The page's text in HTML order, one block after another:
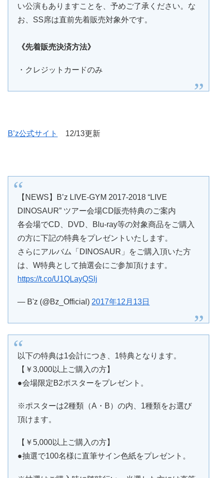
い公演もありますことを、予めご了承ください。な
お、SS席は直前先着販売対象外です。
《先着販売決済方法》
・クレジットカードのみ
B’z公式サイト 12/13更新
【NEWS】B’z LIVE-GYM 2017-2018 “LIVE
DINOSAUR” ツアー会場CD販売特典のご案内
各会場でCD、DVD、Blu-ray等の対象商品をご購入
の方に下記の特典をプレゼントいたします。
さらにアルバム「DINOSAUR」をご購入頂いた方
は、W特典として抽選会にご参加頂けます。
https://t.co/U1QLayQSlj
— B'z (@Bz_Official) 2017年12月13日
以下の特典は1会計につき、1特典となります。
【￥3,000以上ご購入の方】
●会場限定B2ポスターをプレゼント。
※ポスターは2種類（A・B）の内、1種類をお選び
頂けます。
【￥5,000以上ご購入の方】
●抽選で100名様に直筆サイン色紙をプレゼント。